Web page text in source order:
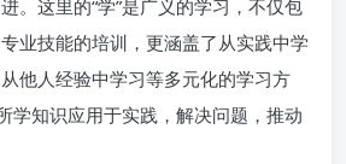
。这里的“学”是广义的学习，不仅包
业技能的培训，更涵盖了从实践中学
他人经验中学习等多元化的学习方
学知识应用于实践，解决问题，推动